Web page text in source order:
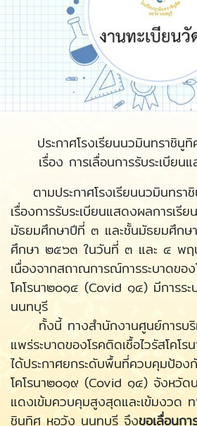
ประกาศโรงเรียนนวมินทราชิ
เรื่อง การเลื่อนการรับระเบียน
ตามประกาศโรงเรียนนวมินทร
เรื่องการรับระเบียนแสดงผลการเรี
มัธยมศึกษาปีที่ ๓ และชั้นมัธยมศึกษ
ศึกษา ๒๕๖๓ ในวันที่ ๓ และ ๔ พ
เนื่องจากสถาณการณ์การระบาดขอ
โคโรนา๒๐๑๔ (Covid ๑๔) มีการร
นนทบุรี
ทั้งนี้ ทางสํานักงานศูนย์การบริ
แพร่ระบาดของโรคติดเชื้อไวรัสโค
ได้ประกาศยกระดับพื้นที่ควบคุมป้องกั
โคโรนา๒o๑๙ (Covid ๑๔) จังหวั
แดงเข้มควบคุมสูงสุดและเข้มงวด ท
ชินูทิศ หอวัง นนทบุรี จึงขอเลื่อนก